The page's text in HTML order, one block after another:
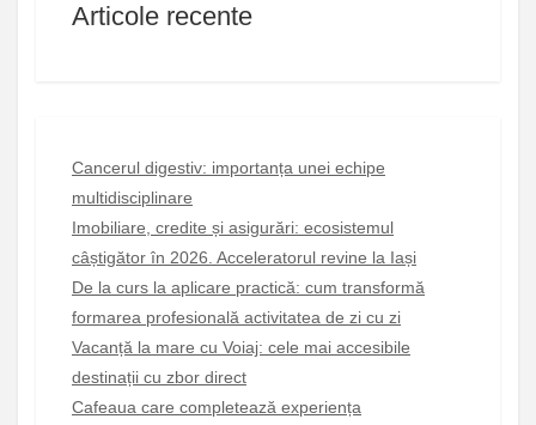
Articole recente
Cancerul digestiv: importanța unei echipe
multidisciplinare
Imobiliare, credite și asigurări: ecosistemul
câștigător în 2026. Acceleratorul revine la Iași
De la curs la aplicare practică: cum transformă
formarea profesională activitatea de zi cu zi
Vacanță la mare cu Voiaj: cele mai accesibile
destinații cu zbor direct
Cafeaua care completează experiența